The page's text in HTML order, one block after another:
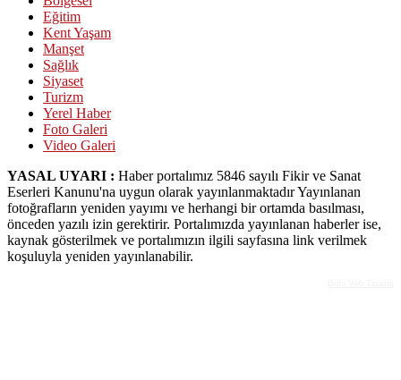
Eğitim
Kent Yaşam
Manşet
Sağlık
Siyaset
Turizm
Yerel Haber
Foto Galeri
Video Galeri
YASAL UYARI : Haber portalımız 5846 sayılı Fikir ve Sanat
Eserleri Kanunu'na uygun olarak yayınlanmaktadır Yayınlanan
fotoğrafların yeniden yayımı ve herhangi bir ortamda basılması,
önceden yazılı izin gerektirir. Portalımızda yayınlanan haberler ise,
kaynak gösterilmek ve portalımızın ilgili sayfasına link verilmek
koşuluyla yeniden yayınlanabilir.